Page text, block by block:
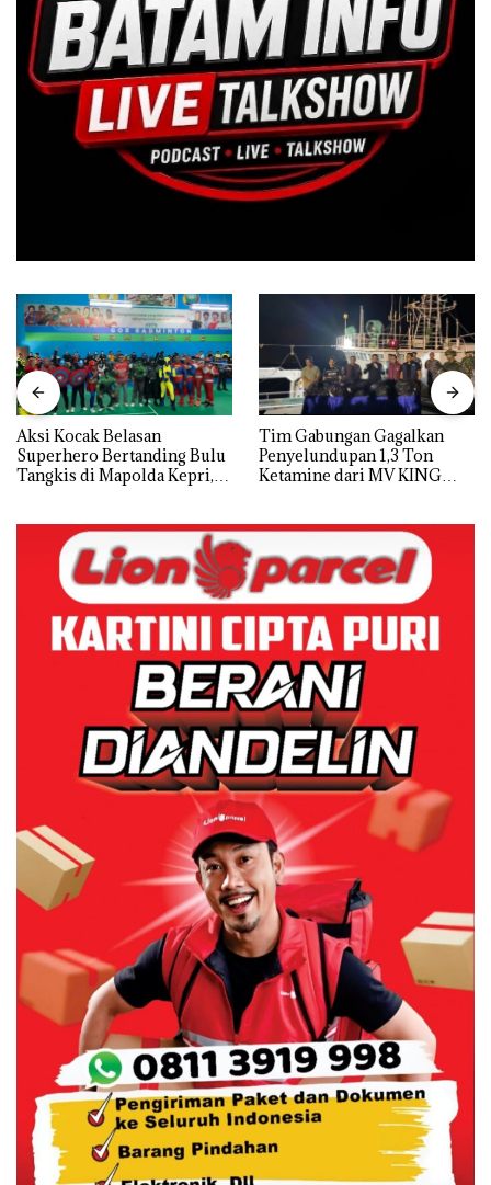
Aksi Kocak Belasan
Superhero Bertanding Bulu
Tangkis di Mapolda Kepri,
Tim Gabungan Gagalkan
Penyelundupan 1,3 Ton
Ketamine dari MV KING